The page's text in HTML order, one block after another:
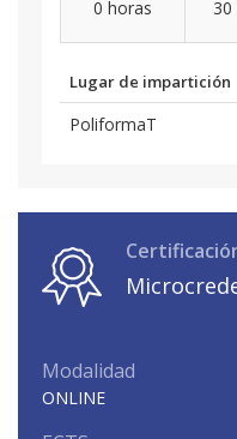
0 horas 30
Lugar de impartición
PoliformaT
Modalidad
ONLINE